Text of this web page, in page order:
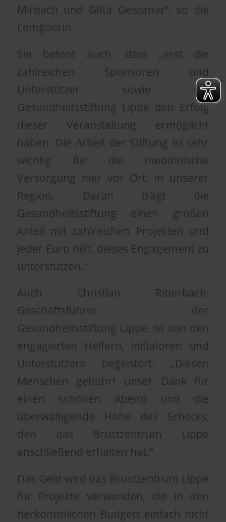
Mirbach und Gitta Geissmar“, so die
Lemgoerin.
Sie betont auch, dass „erst die
zahlreichen Sponsoren und
Unterstützer sowie die
Gesundheitsstiftung Lippe den Erfolg
dieser Veranstaltung ermöglicht
haben. Die Arbeit der Stiftung ist sehr
wichtig für die medizinische
Versorgung hier vor Ort, in unserer
Region. Daran trägt die
Gesundheitsstiftung einen großen
Anteil mit zahlreichen Projekten und
jeder Euro hilft, dieses Engagement zu
unterstützen.“
Auch Christian Ritterbach,
Geschäftsführer der
Gesundheitsstiftung Lippe, ist von den
engagierten Helfern, Initiatoren und
Unterstützern begeistert: „Diesen
Menschen gebührt unser Dank für
einen schönen Abend und die
überwältigende Höhe des Schecks,
den das Brustzentrum Lippe
anschließend erhalten hat.“
Das Geld wird das Brustzentrum Lippe
für Projekte verwenden, die in den
herkömmlichen Budgets einfach nicht